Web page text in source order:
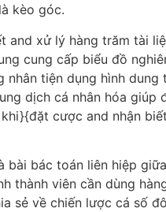
kèo góc.
and xử lý hàng trăm tài
cung cấp biểu đồ
nhân tiện dụng hình dung
dịch cá nhân hóa giúp
cược and nhận
bài bác toán liên hiệp
thành viên cần dùng
sẻ về chiến lược cá số